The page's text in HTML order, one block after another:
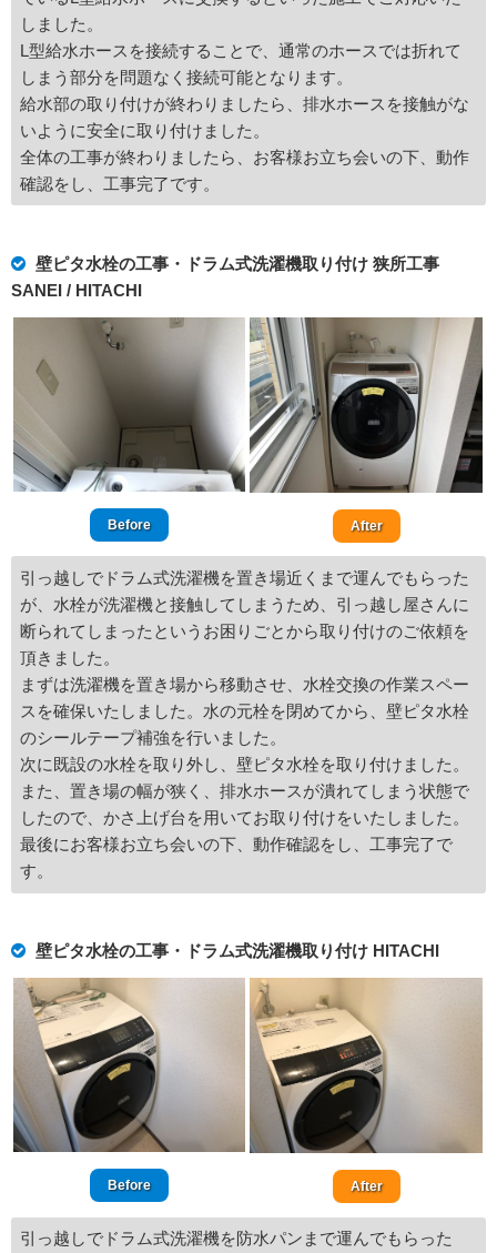
しました。
L型給水ホースを接続することで、通常のホースでは折れて
しまう部分を問題なく接続可能となります。
給水部の取り付けが終わりましたら、排水ホースを接触がな
いように安全に取り付けました。
全体の工事が終わりましたら、お客様お立ち会いの下、動作
確認をし、工事完了です。
壁ピタ水栓の工事・ドラム式洗濯機取り付け 狭所工事
SANEI / HITACHI
Before After
引っ越しでドラム式洗濯機を置き場近くまで運んでもらった
が、水栓が洗濯機と接触してしまうため、引っ越し屋さんに
断られてしまったというお困りごとから取り付けのご依頼を
頂きました。
まずは洗濯機を置き場から移動させ、水栓交換の作業スペー
スを確保いたしました。水の元栓を閉めてから、壁ピタ水栓
のシールテープ補強を行いました。
次に既設の水栓を取り外し、壁ピタ水栓を取り付けました。
また、置き場の幅が狭く、排水ホースが潰れてしまう状態で
したので、かさ上げ台を用いてお取り付けをいたしました。
最後にお客様お立ち会いの下、動作確認をし、工事完了で
す。
壁ピタ水栓の工事・ドラム式洗濯機取り付け HITACHI
Before After
引っ越しでドラム式洗濯機を防水パンまで運んでもらった